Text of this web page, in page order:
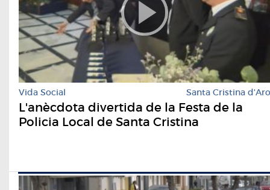
Vida Social Santa Cristina d'Aro
L'anècdota divertida de la Festa de la
Policia Local de Santa Cristina